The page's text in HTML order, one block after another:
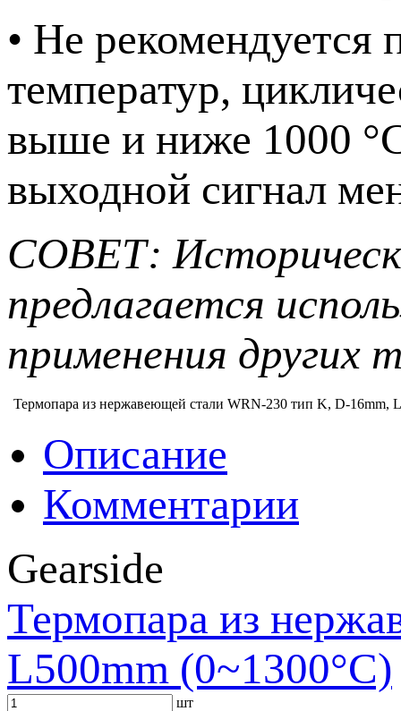
• Не рекомендуется
температур,
выше и ниже 1000
выходной сигнал
СОВЕТ:
предлагается
применения других
Термопара из нержавеющей стали WRN-230 тип K, D-16mm,
Описание
Комментарии
Gearside
Термопара из
L500mm (0~1300°C)
шт